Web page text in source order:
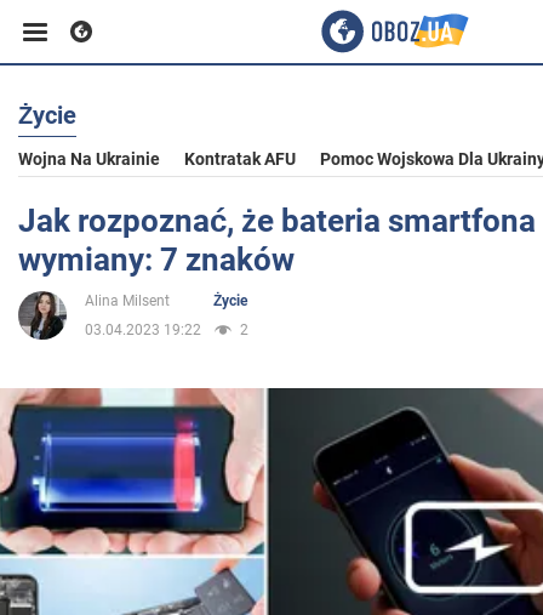
Biznes
Sport
Rozrywka
Polityka
Społeczeństwo
Wojna na Ukrainie
Życie
Wojna Na Ukrainie Kontratak AFU Pomoc Wojskowa Dla
Jak rozpoznać, że bateria
wymiany: 7 znaków
Alina Milsent
Życie
03.04.2023 19:22
2